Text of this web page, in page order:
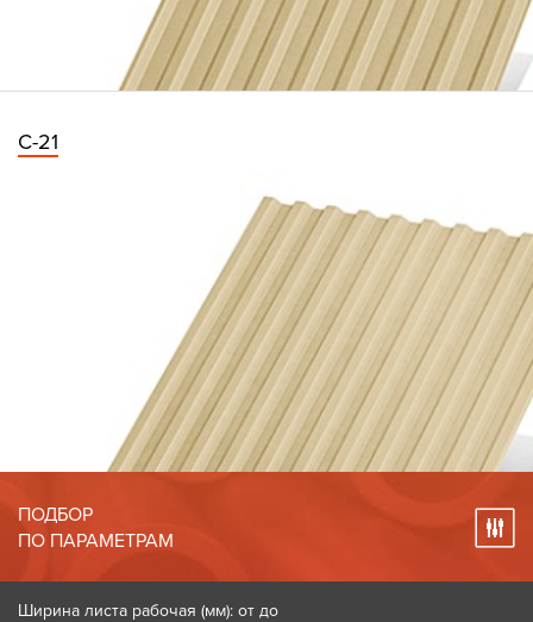
С-21
ПОДБОР
ПО ПАРАМЕТРАМ
Ширина листа рабочая (мм): от до